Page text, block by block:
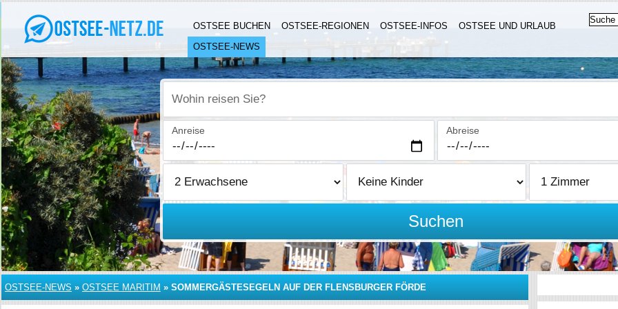
OSTSEE BUCHEN OSTSEE-REGIONEN OSTSEE-INFOS
OSTSEE UND URLAUB
OSTSEE-NEWS
Wohin reisen Sie?
Anreise Abreise
Suchen
OSTSEE-NEWS » OSTSEE MARITIM » SOMMERGÄSTESEGELN AUF DER FLENSBURGER FÖRDE